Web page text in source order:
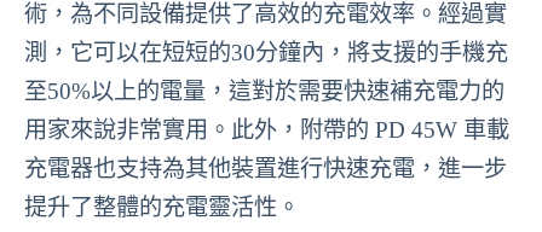
術，為不同設備提供了高效的充電效率。經過實
測，它可以在短短的30分鐘內，將支援的手機充
至50%以上的電量，這對於需要快速補充電力的
用家來說非常實用。此外，附帶的 PD 45W 車載
充電器也支持為其他裝置進行快速充電，進一步
提升了整體的充電靈活性。